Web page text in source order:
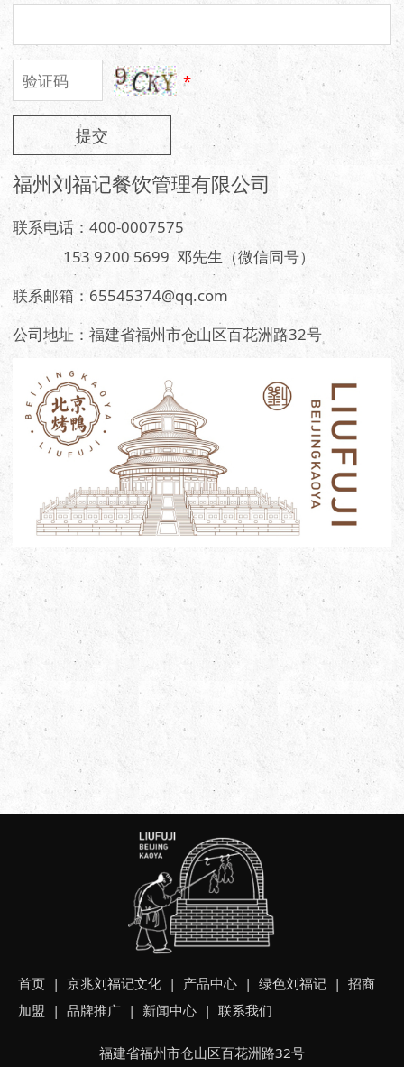
*
提交
福州刘福记餐饮管理有限公司
联系电话：400-0007575
153 9200 5699 邓先生（微信同号）
联系邮箱：65545374@qq.com
公司地址：福建省福州市仓山区百花洲路32号
首页 | 京兆刘福记文化 | 产品中心 |绿色刘福记 |招商
加盟 |品牌推广 | 新闻中心 |联系我们
福建省福州市仓山区百花洲路32号